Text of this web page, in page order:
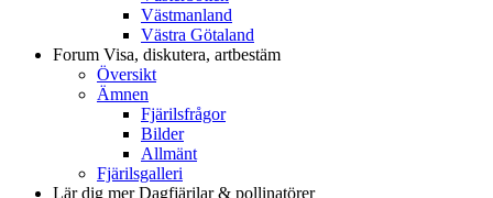
Västmanland
Västra Götaland
Forum Visa, diskutera, artbestäm
Översikt
Ämnen
Fjärilsfrågor
Bilder
Allmänt
Fjärilsgalleri
Lär dig merDagfjärilar & pollinatörer